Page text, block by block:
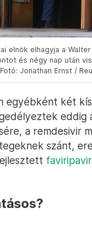
elnök elhagyja a
és négy nap után
Jonathan Ernst /
egyébként két
eddig
a remdesivir
szánt,
faviripavir